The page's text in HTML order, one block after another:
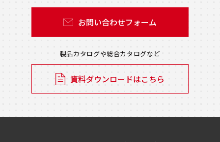
お問い合わせフォーム
製品カタログや総合カタログなど
資料ダウンロードはこちら